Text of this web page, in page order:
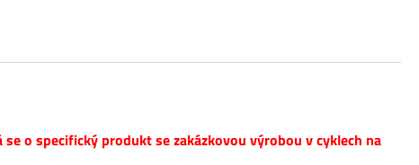
o specifický produkt se zakázkovou výrobou v cyklech na